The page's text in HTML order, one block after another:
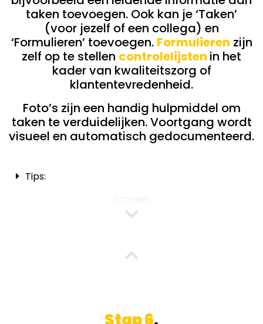
taken toevoegen. Ook kan je ‘Taken’
(voor jezelf of een collega) en
‘Formulieren’ toevoegen. Formulieren zijn
zelf op te stellen controlelijsten in het
kader van kwaliteitszorg of
klantentevredenheid.
Foto’s zijn een handig hulpmiddel om
taken te verduidelijken. Voortgang wordt
visueel en automatisch gedocumenteerd.
Tips:
Scrollen
Stap 6.